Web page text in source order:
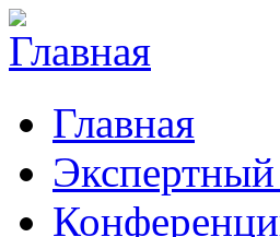
Главная
Экспертный